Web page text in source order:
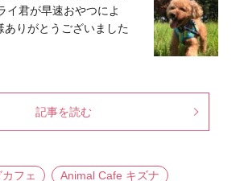
イ君が早速おやつによ
ありがとうございました
記事を読む
カフェ Animal Cafe キズナ